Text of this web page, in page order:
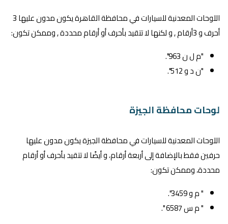
اللوحات المعدنية للسيارات في محافظة القاهرة يكون مدون عليها 3
أحرف و 3أرقام , و لكنها لا تتقيد بأحرف أو أرقام محددة , وممكن تكون:
"م ل ن 963".
"ن د و 512".
لوحات محافظة الجيزة
اللوحات المعدنية للسيارات في محافظة الجيزة يكون مدون عليها
حرفين فقط بالإضافة إلى أربعة أرقام، و أيضًا لا تتقيد بأحرف أو أرقام
محددة، وممكن تكون:
" م و 3459".
" م س 6587 ".